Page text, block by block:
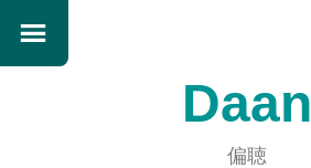
Daan
偏聴